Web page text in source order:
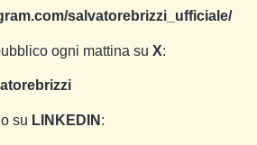
salvatorebrizzi_ufficiale/
ogni mattina su X:
su LINKEDIN :